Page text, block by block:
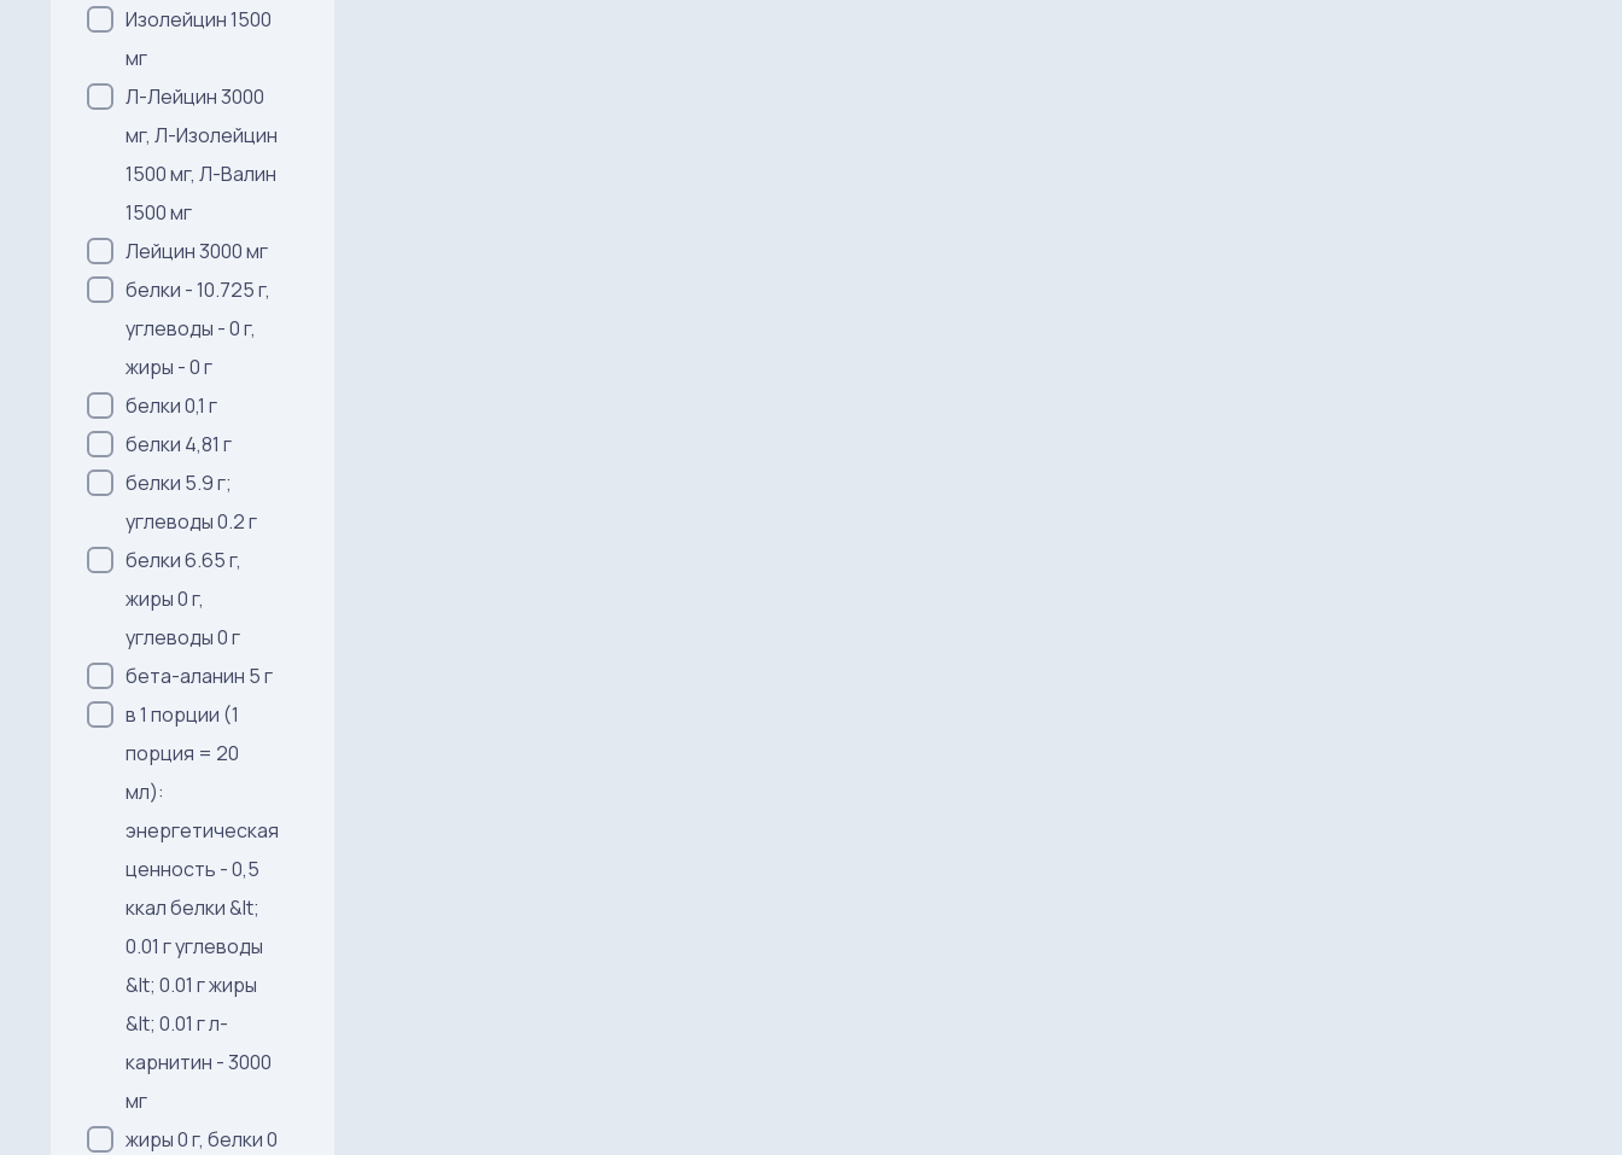
Изолейцин 1500
мг
Л-Лейцин 3000
мг, Л-Изолейцин
1500 мг, Л-Валин
1500 мг
Лейцин 3000 мг
белки - 10.725 г,
углеводы - 0 г,
жиры - 0 г
белки 0,1 г
белки 4,81 г
белки 5.9 г;
углеводы 0.2 г
белки 6.65 г,
жиры 0 г,
углеводы 0 г
бета-аланин 5 г
в 1 порции (1
порция = 20
мл):
энергетическая
ценность - 0,5
ккал белки &lt;
0.01 г углеводы
&lt; 0.01 г жиры
&lt; 0.01 г л-
карнитин - 3000
мг
жиры 0 г, белки 0